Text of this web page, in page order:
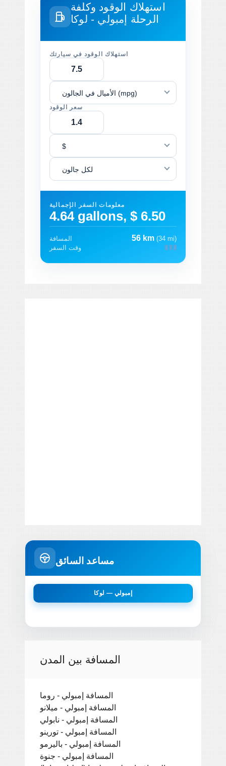
استهلاك الوقود وكلفة
الرحلة إمبولي - لوكا
استهلاك الوقود في سيارتك
الأميال في الجالون (mpg)
سعر الوقود
$
لكل جالون
معلومات السفر الإجمالية
4.64 gallons, $ 6.50
المسافة 56 km (34 mi)
وقت السفر
مساعد السائق
إمبولي — لوكا
المسافة بين المدن
المسافة إمبولي - روما
المسافة إمبولي - ميلانو
المسافة إمبولي - نابولي
المسافة إمبولي - تورينو
المسافة إمبولي - باليرمو
المسافة إمبولي - جنوة